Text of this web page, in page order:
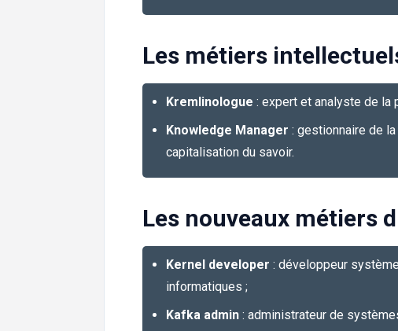
Les métiers
Kremlinologue : expert et analyste de la
Knowledge Manager : gestionnaire de
capitalisation du savoir.
Les nouveaux métiers
Kernel developer : développeur
informatiques ;
Kafka admin : administrateur de